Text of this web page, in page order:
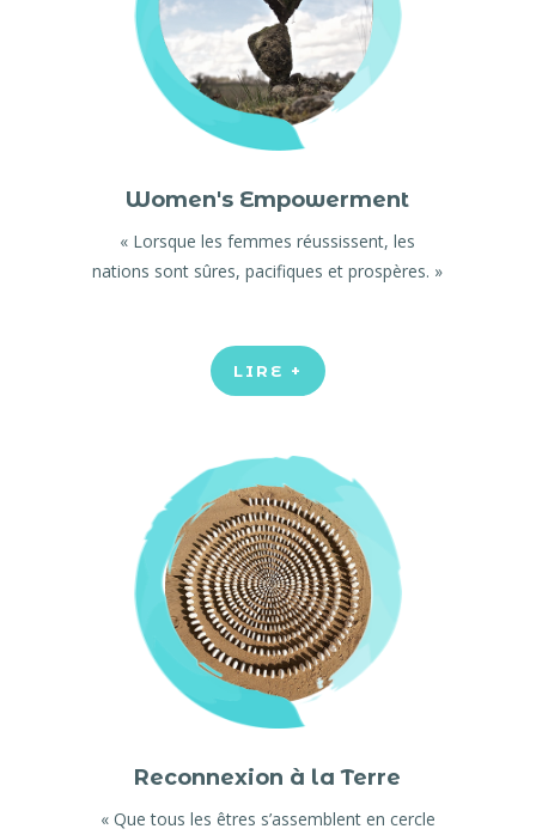
Women's Empowerment
« Lorsque les femmes réussissent, les
nations sont sûres, pacifiques et prospères. »
LIRE +
Reconnexion à la Terre
« Que tous les êtres s’assemblent en cercle